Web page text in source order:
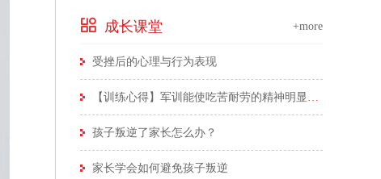
成长课堂 +more
受挫后的心理与行为表现
【训练心得】军训能使吃苦耐劳的精神明显体现
孩子叛逆了家长怎么办？
家长学会如何避免孩子叛逆